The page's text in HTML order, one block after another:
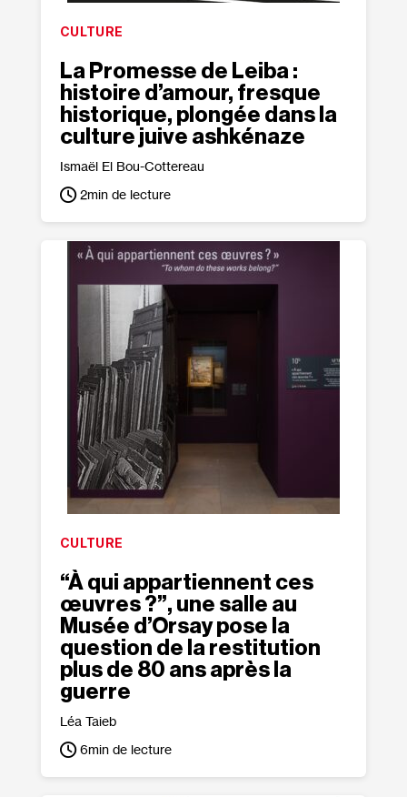
CULTURE
La Promesse de Leiba :
histoire d’amour, fresque
historique, plongée dans la
culture juive ashkénaze
Ismaël El Bou-Cottereau
2min de lecture
CULTURE
“À qui appartiennent ces
œuvres ?”, une salle au
Musée d’Orsay pose la
question de la restitution
plus de 80 ans après la
guerre
Léa Taieb
6min de lecture